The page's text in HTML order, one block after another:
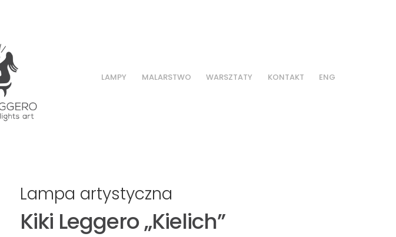
LAMPY MALARSTWO WARSZTATY KONTAKT ENG
Lampa artystyczna
Kiki Leggero „Kielich”